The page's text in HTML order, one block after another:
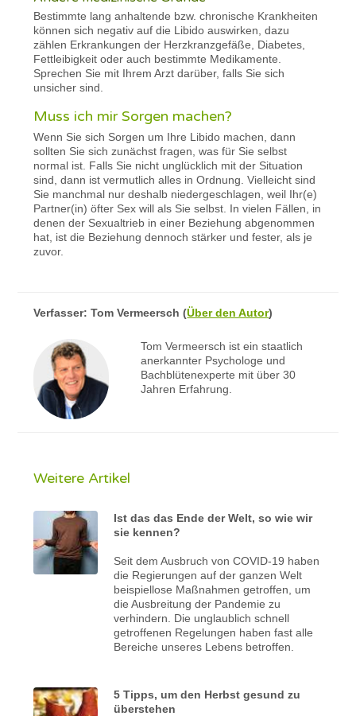
Bestimmte lang anhaltende bzw. chronische Krankheiten
können sich negativ auf die Libido auswirken, dazu
zählen Erkrankungen der Herzkranzgefäße, Diabetes,
Fettleibigkeit oder auch bestimmte Medikamente.
Sprechen Sie mit Ihrem Arzt darüber, falls Sie sich
unsicher sind.
Muss ich mir Sorgen machen?
Wenn Sie sich Sorgen um Ihre Libido machen, dann
sollten Sie sich zunächst fragen, was für Sie selbst
normal ist. Falls Sie nicht unglücklich mit der Situation
sind, dann ist vermutlich alles in Ordnung. Vielleicht sind
Sie manchmal nur deshalb niedergeschlagen, weil Ihr(e)
Partner(in) öfter Sex will als Sie selbst. In vielen Fällen, in
denen der Sexualtrieb in einer Beziehung abgenommen
hat, ist die Beziehung dennoch stärker und fester, als je
zuvor.
Verfasser:Tom Vermeersch (Über den Autor)
Tom Vermeersch ist ein staatlich
anerkannter Psychologe und
Bachblütenexperte mit über 30
Jahren Erfahrung.
Weitere Artikel
Ist das das Ende der Welt, so wie wir
sie kennen?
Seit dem Ausbruch von COVID-19 haben
die Regierungen auf der ganzen Welt
beispiellose Maßnahmen getroffen, um
die Ausbreitung der Pandemie zu
verhindern. Die unglaublich schnell
getroffenen Regelungen haben fast alle
Bereiche unseres Lebens betroffen.
5 Tipps, um den Herbst gesund zu
überstehen